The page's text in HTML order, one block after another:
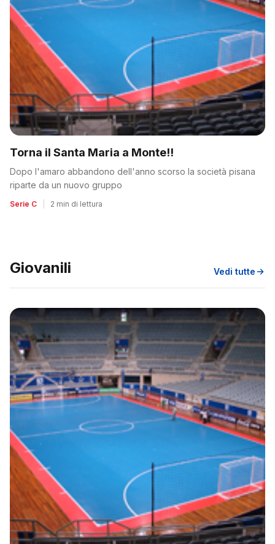
Torna il Santa Maria a Monte!!
Dopo l'amaro abbandono dell'anno scorso la società pisana
riparte da un nuovo gruppo
Serie C 2 min di lettura
Giovanili Vedi tutte